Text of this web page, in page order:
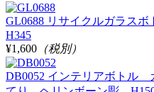
GL0688 リサイクルガラ
H345
¥1,600 （税別）
DB0052 インテリアボト